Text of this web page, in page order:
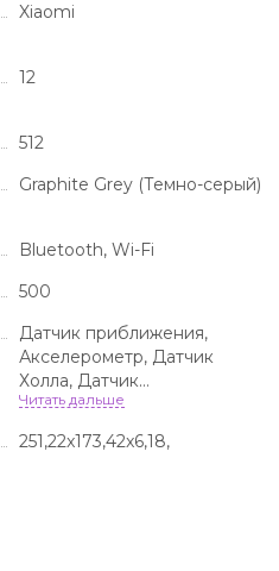
Xiaomi
12
512
Graphite Grey (Темно-серый)
Bluetooth, Wi-Fi
500
Датчик приближения,
Акселерометр, Датчик
Холла, Датчик
освещенности, Сканер
251,22x173,42x6,18,